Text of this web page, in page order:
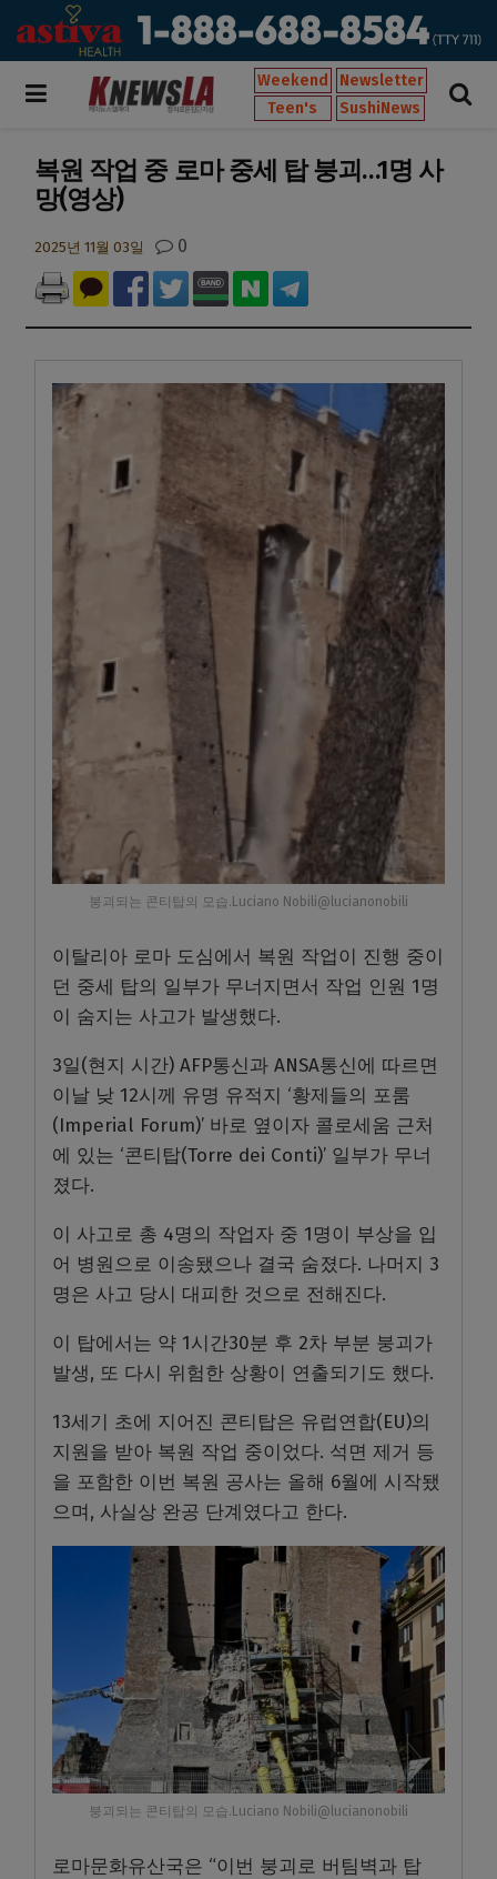
Weekend
Newsletter
Teen's
SushiNews
복원 작업 중 로마 중세 탑 붕괴…1명 사
망(영상)
2025년 11월 03일 0
붕괴되는 콘티탑의 모습.Luciano Nobili@lucianonobili
이탈리아 로마 도심에서 복원 작업이 진행 중이
던 중세 탑의 일부가 무너지면서 작업 인원 1명
이 숨지는 사고가 발생했다.
3일(현지 시간) AFP통신과 ANSA통신에 따르면
이날 낮 12시께 유명 유적지 ‘황제들의 포룸
(Imperial Forum)’ 바로 옆이자 콜로세움 근처
에 있는 ‘콘티탑(Torre dei Conti)’ 일부가 무너
졌다.
이 사고로 총 4명의 작업자 중 1명이 부상을 입
어 병원으로 이송됐으나 결국 숨졌다. 나머지 3
명은 사고 당시 대피한 것으로 전해진다.
이 탑에서는 약 1시간30분 후 2차 부분 붕괴가
발생, 또 다시 위험한 상황이 연출되기도 했다.
13세기 초에 지어진 콘티탑은 유럽연합(EU)의
지원을 받아 복원 작업 중이었다. 석면 제거 등
을 포함한 이번 복원 공사는 올해 6월에 시작됐
으며, 사실상 완공 단계였다고 한다.
붕괴되는 콘티탑의 모습.Luciano Nobili@lucianonobili
로마문화유산국은 “이번 붕괴로 버팀벽과 탑